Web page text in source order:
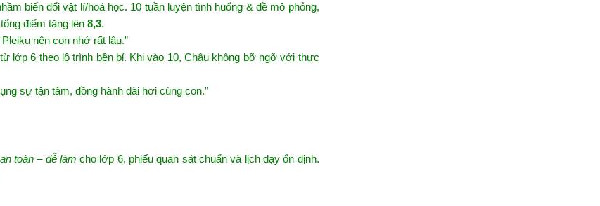
biến đổi vật lí/hoá học. 10 tuần luyện tình huống & đề mô phỏng,
điểm tăng lên 8,3.
nên con nhớ rất lâu.”
lớp 6 theo lộ trình bền bỉ. Khi vào 10, Châu không bỡ ngỡ với thực
sự tận tâm, đồng hành dài hơi cùng con.”
an toàn – dễ làm cho lớp 6, phiếu quan sát chuẩn và lịch dạy ổn định.